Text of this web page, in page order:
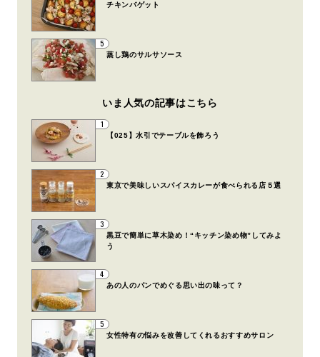
チキンバゲット
5
蒸し鶏のサルサソース
いま人気の記事はこちら
1
【025】水引でテーブルを飾ろう
2
東京で美味しいスパイスカレーが食べられる店５選
3
黒豆で簡単に草木染め！“キッチン染め物”してみよ
う
4
あの人のパンでめぐる思い出の味って？
5
女性特有の悩みを改善してくれるおすすめサロン